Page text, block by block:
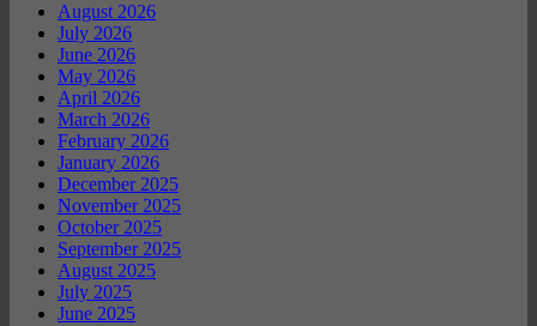
August 2026
July 2026
June 2026
May 2026
April 2026
March 2026
February 2026
January 2026
December 2025
November 2025
October 2025
September 2025
August 2025
July 2025
June 2025